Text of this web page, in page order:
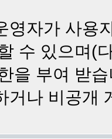
영자가 사용
수 있으며(
을 부여 받
거나 비공개